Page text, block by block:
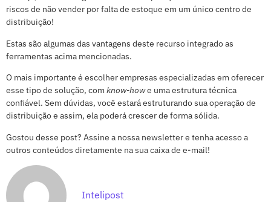
riscos de não vender por falta de estoque em um único centro de
distribuição!
Estas são algumas das vantagens deste recurso integrado as
ferramentas acima mencionadas.
O mais importante é escolher empresas especializadas em oferecer
esse tipo de solução, com know-howe uma estrutura técnica
confiável. Sem dúvidas, você estará estruturando sua operação de
distribuição e assim, ela poderá crescer de forma sólida.
Gostou desse post? Assine a nossa newsletter e tenha acesso a
outros conteúdos diretamente na sua caixa de e-mail!
Intelipost